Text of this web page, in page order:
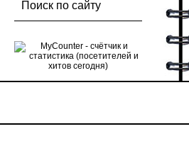
Поиск по сайту